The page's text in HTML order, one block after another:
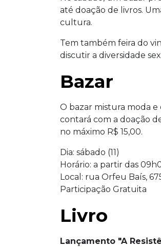
até doação de livros.
cultura.
Tem também feira do
discutir a diversidade
Bazar
O bazar mistura moda
contará com a doação
no máximo R$ 15,00.
Dia: sábado (11)
Horário: a partir das
Local: rua Orfeu Baís,
Participação Gratuita
Livro
Lançamento "A